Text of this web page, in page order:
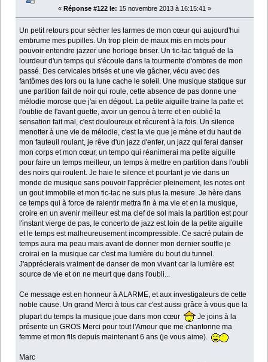
« Réponse #122 le: 15 novembre 2013 à 16:15:41 »
Un petit retours pour sécher les larmes de mon cœur qui aujourd'hui
embrume mes pupilles. Un trop plein de maux mis en mots pour
pouvoir entendre jazzer une horloge briser. Un tic-tac fatigué de la
lourdeur d'un temps qui s'écoule dans la tourmente d'ombres de mon
passé. Des cervicales brisés et une vie gâcher, vécu avec des
fantômes des lors ou la lune cache le soleil. Une musique statique sur
une partition fait de noir qui roule, cette absence de pas donne une
mélodie morose que j'ai en dégout. La petite aiguille traine la patte et
l'oublie de l'avant guette, avoir un genou à terre et en oublié la
sensation fait mal, c'est douloureux et récurent à la fois. Un silence
menotter à une vie de mélodie, c'est la vie que je mène et du haut de
mon fauteuil roulant, je rêve d'un jazz d'enfer, un jazz qui ferai danser
mon corps et mon cœur, un tempo qui réanimerai ma petite aiguille
pour faire un temps meilleur, un temps à mettre en partition dans l'oubli
des noirs qui roulent. Je haie le silence et pourtant je vie dans un
monde de musique sans pouvoir l'apprécier pleinement, les notes ont
un gout immobile et mon tic-tac ne suis plus la mesure. Je hère dans
ce temps qui à force de ralentir mettra fin à ma vie et en la musique,
croire en un avenir meilleur est ma clef de sol mais la partition est pour
l'instant vierge de pas, le concerto de jazz est loin de la petite aiguille
et le temps est malheureusement incompressible. Ce sacré putain de
temps aura ma peau mais avant de donner mon dernier souffle je
croirai en la musique car c'est ma lumière du bout du tunnel.
J'apprécierais vraiment de danser de mon vivant car la lumière est
source de vie et on ne meurt que dans l'oubli...
Ce message est en honneur à ALARME, et aux investigateurs de cette
noble cause. Un grand Merci à tous car c'est aussi grâce à vous que la
plupart du temps la musique joue dans mon cœur
Je joins à la
présente un GROS Merci pour tout l'Amour que me chantonne ma
femme et mon fils depuis maintenant 6 ans (je vous aime).
Marc